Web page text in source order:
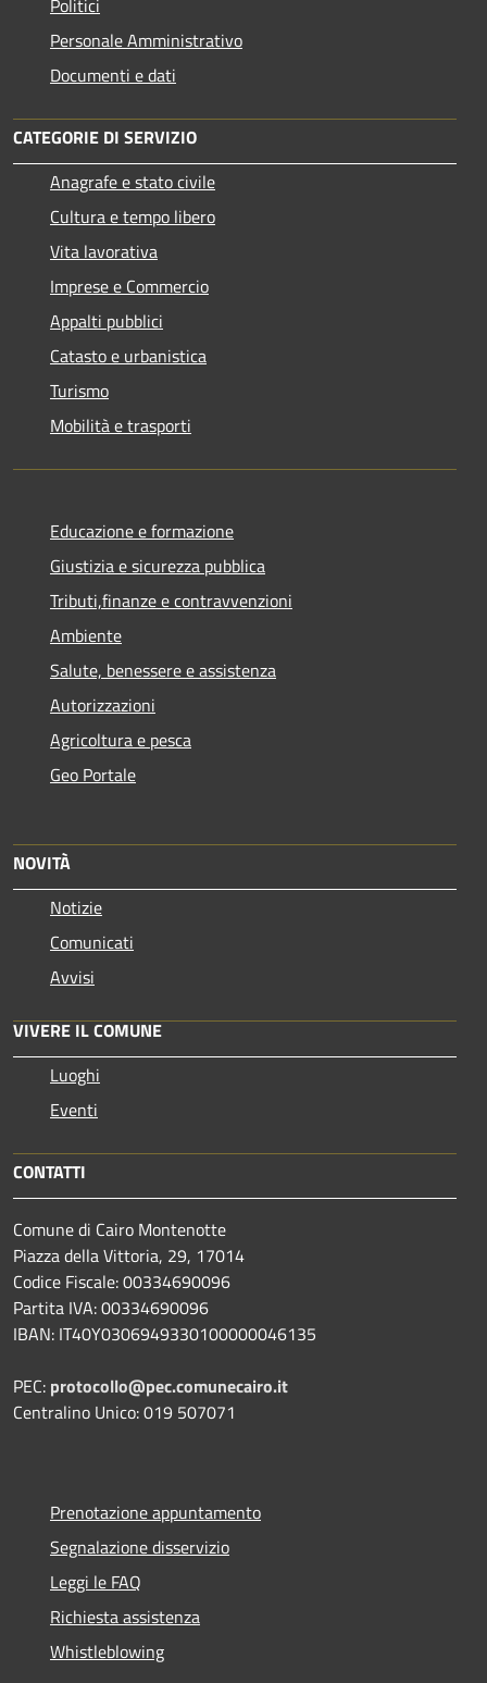
Personale Amministrativo
Documenti e dati
CATEGORIE DI SERVIZIO
Anagrafe e stato civile
Cultura e tempo libero
Vita lavorativa
Imprese e Commercio
Appalti pubblici
Catasto e urbanistica
Turismo
Mobilità e trasporti
Educazione e formazione
Giustizia e sicurezza pubblica
Tributi,finanze e contravvenzioni
Ambiente
Salute, benessere e assistenza
Autorizzazioni
Agricoltura e pesca
Geo Portale
NOVITÀ
Notizie
Comunicati
Avvisi
VIVERE IL COMUNE
Luoghi
Eventi
CONTATTI
Comune di Cairo Montenotte
Piazza della Vittoria, 29, 17014
Codice Fiscale: 00334690096
Partita IVA: 00334690096
IBAN: IT40Y0306949330100000046135
PEC: protocollo@pec.comunecairo.it
Centralino Unico: 019 507071
Prenotazione appuntamento
Segnalazione disservizio
Leggi le FAQ
Richiesta assistenza
Whistleblowing